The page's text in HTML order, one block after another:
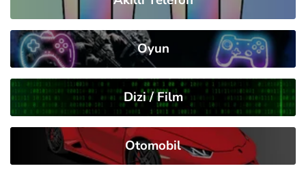
Oyun
Dizi / Film
Otomobil